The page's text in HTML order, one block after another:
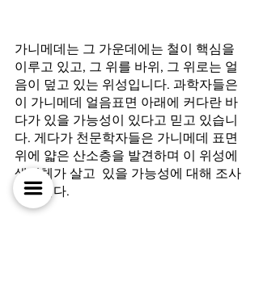
가니메데는 그 가운데에는 철이 핵심을
이루고 있고, 그 위를 바위, 그 위로는 얼
음이 덮고 있는 위성입니다. 과학자들은
이 가니메데 얼음표면 아래에 커다란 바
다가 있을 가능성이 있다고 믿고 있습니
다. 게다가 천문학자들은 가니메데 표면
위에 얇은 산소층을 발견하며 이 위성에
생명체가 살고  있을 가능성에 대해 조사
중입니다.